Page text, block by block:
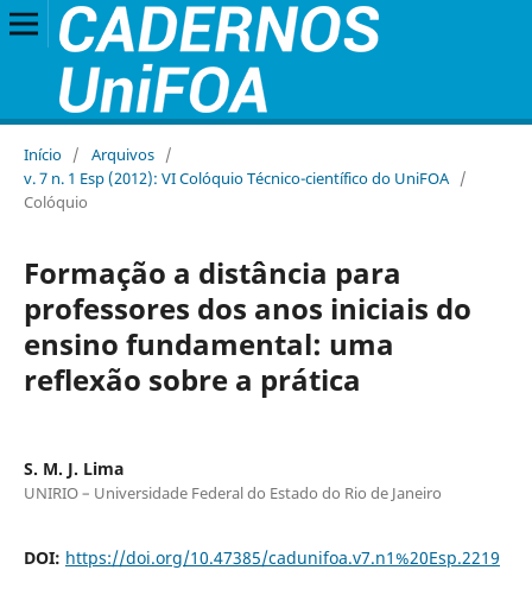
Início / Arquivos /
v. 7 n. 1 Esp (2012): VI Colóquio Técnico-científico do UniFOA /
Colóquio
Formação a distância para
professores dos anos iniciais do
ensino fundamental: uma
reflexão sobre a prática
S. M. J. Lima
UNIRIO – Universidade Federal do Estado do Rio de Janeiro
DOI: https://doi.org/10.47385/cadunifoa.v7.n1%20Esp.2219